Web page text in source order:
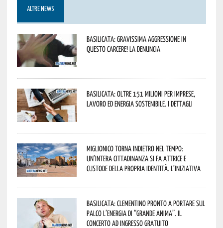
ALTRE NEWS
Basilicata: gravissima aggressione in
questo Carcere! La denuncia
Basilicata: oltre 151 milioni per imprese,
lavoro ed energia sostenibile. I dettagli
Miglionico torna indietro nel tempo:
un’intera cittadinanza si fa attrice e
custode della propria identità. L’iniziativa
Basilicata: Clementino pronto a portare sul
palco l’energia di “Grande Anima”. Il
concerto ad ingresso gratuito